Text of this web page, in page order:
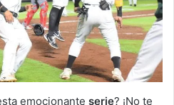
emocionante serie? ¡No te